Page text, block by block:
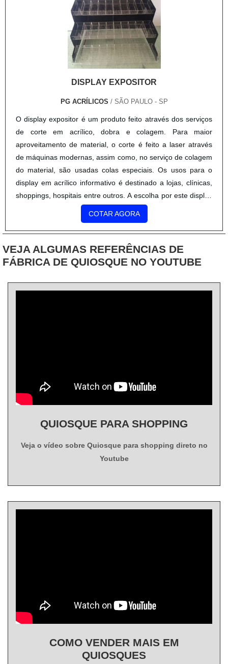
DISPLAY EXPOSITOR
PG ACRÍLICOS / SÃO PAULO - SP
O display expositor é um produto feito através dos serviços
de corte em acrílico, dobra e colagem. Para maior
aproveitamento de material, o corte é feito a laser através
de máquinas modernas, assim como, no serviço de colagem
do material, são usadas colas especiais. Os usos para o
display em acrílico informativo é destinado a lojas, clínicas,
shoppings, hospitais entre outros. A escolha por este display
é o fato dele ser uma peça simples, estetic....
COTAR AGORA
VEJA ALGUMAS REFERÊNCIAS DE
FÁBRICA DE QUIOSQUE NO YOUTUBE
QUIOSQUE PARA SHOPPING
Veja o vídeo sobre Quiosque para shopping direto no
Youtube
COMO VENDER MAIS EM
QUIOSQUES